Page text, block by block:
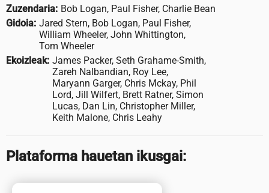
Zuzendaria: Bob Logan, Paul Fisher, Charlie Bean
Gidoia: Jared Stern, Bob Logan, Paul Fisher,
William Wheeler, John Whittington,
Tom Wheeler
Ekoizleak: James Packer, Seth Grahame-Smith,
Zareh Nalbandian, Roy Lee,
Maryann Garger, Chris Mckay, Phil
Lord, Jill Wilfert, Brett Ratner, Simon
Lucas, Dan Lin, Christopher Miller,
Keith Malone, Chris Leahy
Plataforma hauetan ikusgai: